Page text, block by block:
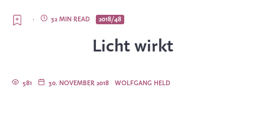
2018/48
32 MIN READ
·
Licht wirkt
WOLFGANG HELD
30. NOVEMBER 2018
581